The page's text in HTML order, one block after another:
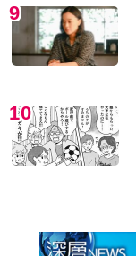
9
10